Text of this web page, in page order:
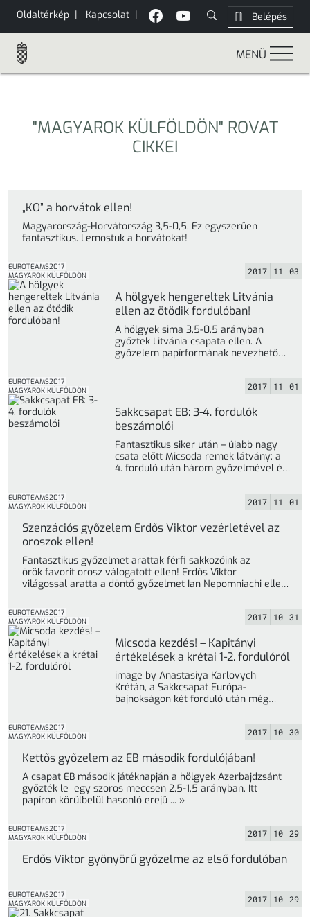
Oldaltérkép | Kapcsolat | Belépés
MENÜ
"MAGYAROK KÜLFÖLDÖN" ROVAT
CIKKEI
„KO” a horvátok ellen!
Magyarország-Horvátország 3,5-0,5. Ez egyszerűen
fantasztikus. Lemostuk a horvátokat!
2017 11 03
EUROTEAMS2017
MAGYAROK KÜLFÖLDÖN
A hölgyek hengereltek Litvánia
ellen az ötödik fordulóban!
A hölgyek sima 3,5-0,5 arányban
győztek Litvánia csapata ellen. A
győzelem papírformának nevezhető
2017 11 01
EUROTEAMS2017
MAGYAROK KÜLFÖLDÖN
Sakkcsapat EB: 3-4. fordulók
beszámolói
Fantasztikus siker után – újabb nagy
csata előtt Micsoda remek látvány: a
4. forduló után három győzelmével és
2017 11 01
EUROTEAMS2017
MAGYAROK KÜLFÖLDÖN
Szenzációs győzelem Erdős Viktor vezérletével az
oroszok ellen!
Fantasztikus győzelmet arattak férfi sakkozóink az
örök favorit orosz válogatott ellen! Erdős Viktor
világossal aratta a döntő győzelmet Ian Nepomniachi ellen.
2017 10 31
EUROTEAMS2017
MAGYAROK KÜLFÖLDÖN
Micsoda kezdés! – Kapitányi
értékelések a krétai 1-2. fordulóról
image by Anastasiya Karlovych
Krétán, a Sakkcsapat Európa-
bajnokságon két forduló után még
2017 10 30
EUROTEAMS2017
MAGYAROK KÜLFÖLDÖN
Kettős győzelem az EB második fordulójában!
A csapat EB második játéknapján a hölgyek Azerbajdzsánt
győzték le egy szoros meccsen 2,5-1,5 arányban. Itt
papíron körülbelül hasonló erejű ... »
2017 10 29
EUROTEAMS2017
MAGYAROK KÜLFÖLDÖN
Erdős Viktor gyönyörű győzelme az első fordulóban
2017 10 29
EUROTEAMS2017
MAGYAROK KÜLFÖLDÖN